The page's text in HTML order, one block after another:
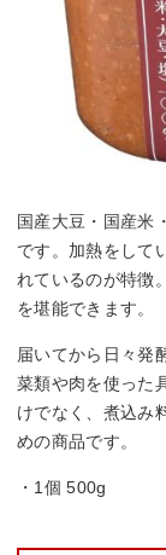
国産大豆・国産米
です。加熱をして
れているのが特徴
を堪能できます。
届いてから日々発
菜類や肉を使った
けでなく、煮込み
めの商品です。
・1個 500g